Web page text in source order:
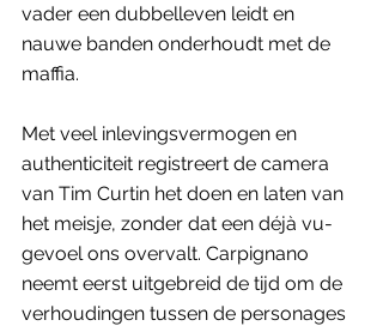
vader een dubbelleven leidt en
nauwe banden onderhoudt met de
maffia.
Met veel inlevingsvermogen en
authenticiteit registreert de camera
van Tim Curtin het doen en laten van
het meisje, zonder dat een déjà vu-
gevoel ons overvalt. Carpignano
neemt eerst uitgebreid de tijd om de
verhoudingen tussen de personages